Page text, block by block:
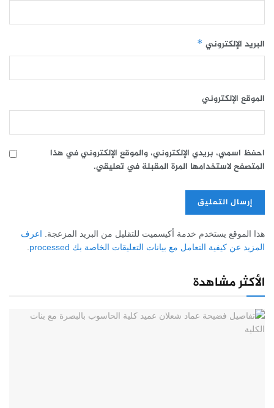
البريد الإلكتروني *
الموقع الإلكتروني
احفظ اسمي، بريدي الإلكتروني، والموقع الإلكتروني في هذا
المتصفح لاستخدامها المرة المقبلة في تعليقي.
هذا الموقع يستخدم خدمة أكيسميت للتقليل من البريد المزعجة. اعرف
المزيد عن كيفية التعامل مع بيانات التعليقات الخاصة بك processed
.
الأكثر مشاهدة